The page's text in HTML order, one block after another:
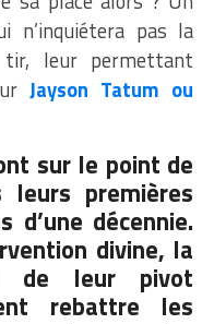
n’inquiétera pas la
tir, leur permettant
Jayson Tatum ou
sur le point de
premières
d’une décennie.
divine, la
de leur pivot
rebattre les